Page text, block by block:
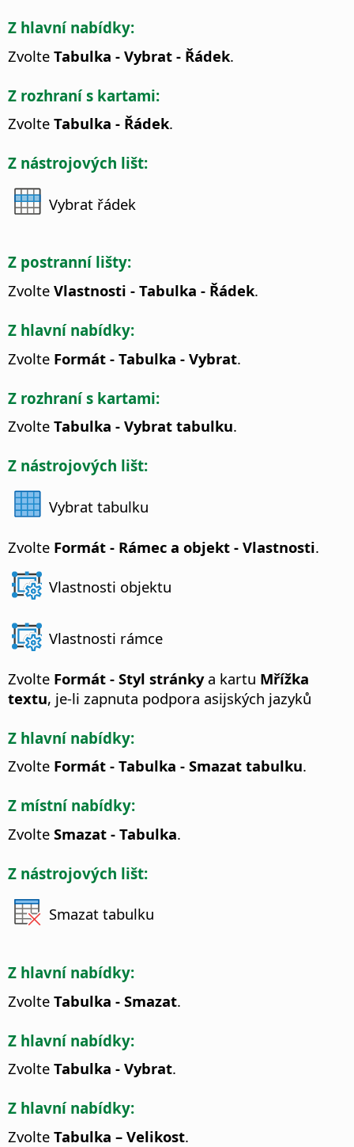
Z hlavní nabídky:
Zvolte Tabulka - Vybrat - Řádek.
Z rozhraní s kartami:
Zvolte Tabulka - Řádek.
Z nástrojových lišt:
Vybrat řádek
Z postranní lišty:
Zvolte Vlastnosti - Tabulka - Řádek.
Z hlavní nabídky:
Zvolte Formát - Tabulka - Vybrat.
Z rozhraní s kartami:
Zvolte Tabulka - Vybrat tabulku.
Z nástrojových lišt:
Vybrat tabulku
Zvolte Formát - Rámec a objekt - Vlastnosti.
Vlastnosti objektu
Vlastnosti rámce
Zvolte Formát - Styl stránkya kartu Mřížka
textu, je-li zapnuta podpora asijských jazyků
Z hlavní nabídky:
Zvolte Formát - Tabulka - Smazat tabulku.
Z místní nabídky:
Zvolte Smazat - Tabulka.
Z nástrojových lišt:
Smazat tabulku
Z hlavní nabídky:
Zvolte Tabulka - Smazat.
Z hlavní nabídky:
Zvolte Tabulka - Vybrat.
Z hlavní nabídky:
Zvolte Tabulka – Velikost.